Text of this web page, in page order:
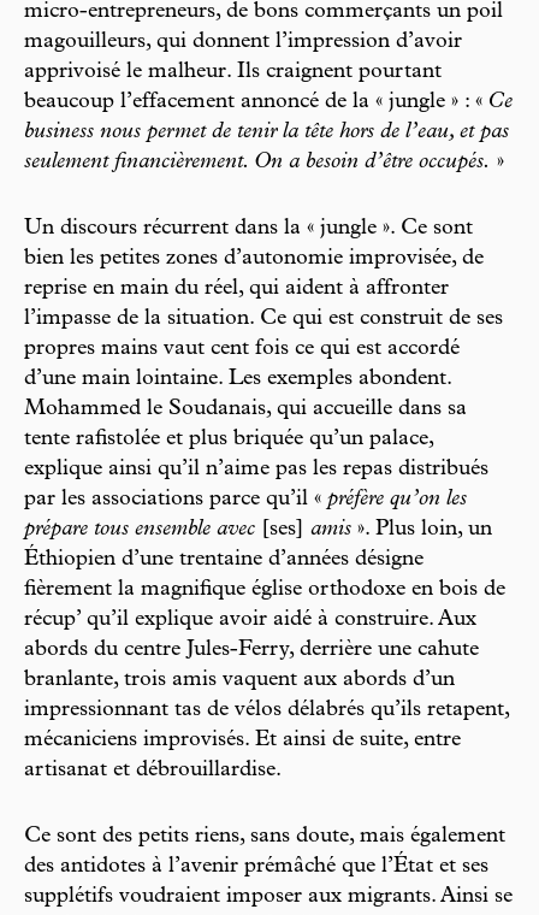
micro-entrepreneurs, de bons commerçants un poil
magouilleurs, qui donnent l’impression d’avoir
apprivoisé le malheur. Ils craignent pourtant
beaucoup l’effacement annoncé de la « jungle » : « Ce
business nous permet de tenir la tête hors de l’eau, et pas
seulement financièrement. On a besoin d’être occupés. »
Un discours récurrent dans la « jungle ». Ce sont
bien les petites zones d’autonomie improvisée, de
reprise en main du réel, qui aident à affronter
l’impasse de la situation. Ce qui est construit de ses
propres mains vaut cent fois ce qui est accordé
d’une main lointaine. Les exemples abondent.
Mohammed le Soudanais, qui accueille dans sa
tente rafistolée et plus briquée qu’un palace,
explique ainsi qu’il n’aime pas les repas distribués
par les associations parce qu’il « préfère qu’on les
prépare tous ensemble avec [ses] amis ». Plus loin, un
Éthiopien d’une trentaine d’années désigne
fièrement la magnifique église orthodoxe en bois de
récup’ qu’il explique avoir aidé à construire. Aux
abords du centre Jules-Ferry, derrière une cahute
branlante, trois amis vaquent aux abords d’un
impressionnant tas de vélos délabrés qu’ils retapent,
mécaniciens improvisés. Et ainsi de suite, entre
artisanat et débrouillardise.
Ce sont des petits riens, sans doute, mais également
des antidotes à l’avenir prémâché que l’État et ses
supplétifs voudraient imposer aux migrants. Ainsi se